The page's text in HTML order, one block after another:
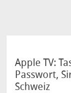
Apple TV:
Passwort,
Schweiz